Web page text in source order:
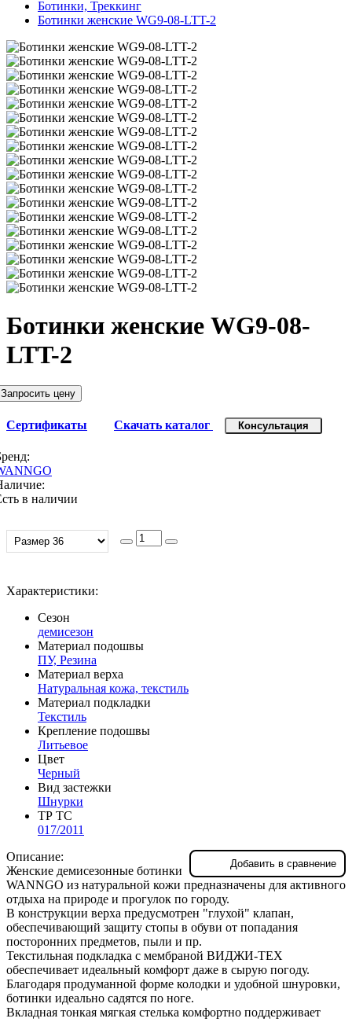
Ботинки, Треккинг
Ботинки женские WG9-08-LTT-2
Ботинки женские WG9-08-
LTT-2
Запросить цену
Сертификаты Скачать каталог Консультация
в наличии
Характеристики:
Сезон
демисезон
Материал подошвы
ПУ, Резина
Материал верха
Натуральная кожа, текстиль
Материал подкладки
Текстиль
Крепление подошвы
Литьевое
Цвет
Черный
Вид застежки
Шнурки
ТР ТС
017/2011
Добавить в сравнение
Описание:
Женские демисезонные ботинки
WANNGO из натуральной кожи предназначены для активного
отдыха на природе и прогулок по городу.
В конструкции верха предусмотрен "глухой" клапан,
обеспечивающий защиту стопы в обуви от попадания
посторонних предметов, пыли и пр.
Текстильная подкладка с мембраной ВИДЖИ-TEX
обеспечивает идеальный комфорт даже в сырую погоду.
Благодаря продуманной форме колодки и удобной шнуровки,
ботинки идеально садятся по ноге.
Вкладная тонкая мягкая стелька комфортно поддерживает